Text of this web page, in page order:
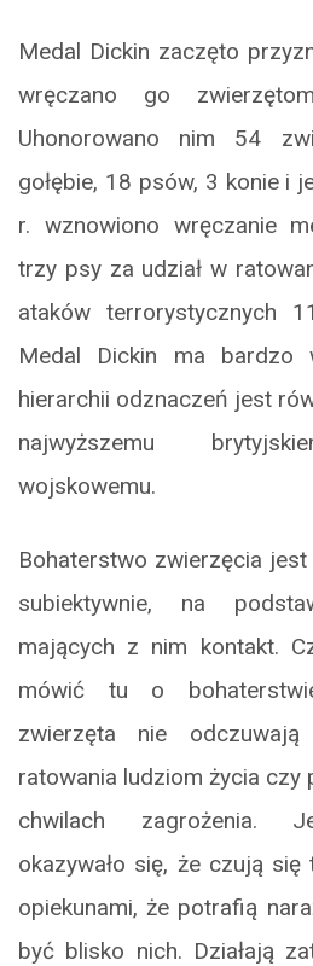
Medal Dickin zaczęto
wręczano go
Uhonorowano nim 54
gołębie, 18 psów, 3 konie i
r. wznowiono wręczanie
trzy psy za udział w
ataków terrorystycznych
Medal Dickin ma
hierarchii odznaczeń jest
najwyższemu
wojskowemu.
Bohaterstwo zwierzęcia
subiektywnie, na
mających z nim kontakt.
mówić tu o
zwierzęta nie odczuwają
ratowania ludziom życia czy
chwilach zagrożenia.
okazywało się, że czują
opiekunami, że potrafią
być blisko nich. Działają